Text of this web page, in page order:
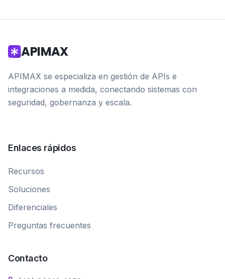
APIMAX
APIMAX se especializa en gestión de APIs e
integraciones a medida, conectando sistemas con
seguridad, gobernanza y escala.
Enlaces rápidos
Recursos
Soluciones
Diferenciales
Preguntas frecuentes
Contacto